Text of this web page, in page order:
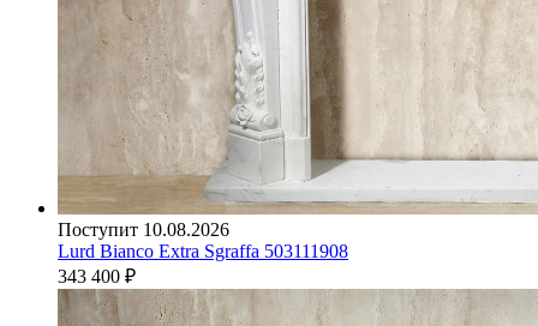
Поступит 10.08.2026
Lurd Bianco Extra Sgraffa 503111908
343 400 ₽